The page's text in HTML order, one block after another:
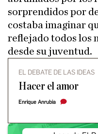
sorprendidos por
costaba imaginar
reflejado todos los
desde su juventud.
EL DEBATE DE LAS IDEAS
Hacer el amor
Enrique Anrubia